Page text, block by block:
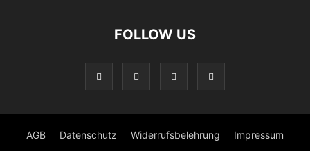
FOLLOW US
AGB Datenschutz Widerrufsbelehrung Impressum